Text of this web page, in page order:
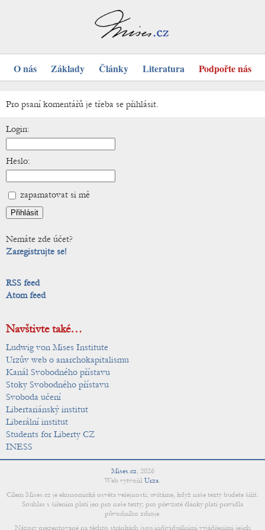
O nás Základy Články Literatura Podpořte nás
Pro psaní komentářů je třeba se přihlásit.
Login:
Heslo:
zapamatovat si mě
Nemáte zde účet?
Zaregistrujte se!
RSS feed
Atom feed
Navštivte také…
Ludwig von Mises Institute
Urzův web o anarchokapitalismu
Kanál Svobodného přístavu
Stoky Svobodného přístavu
Svoboda učení
Libertariánský institut
Liberální institut
Students for Liberty CZ
INESS
Mises.cz, 2026
Web vytvořil Urza.
Cílem Mises.cz je ekonomická osvěta veřejnosti; uvítáme, když naše texty budete šířit.
Souhlas s šířením platí jen pro naše texty; pro převzaté články platí pravidla
původního zdroje.
Názory prezentované na těchto stránkách jsou individuálními vyjádřeními jejich